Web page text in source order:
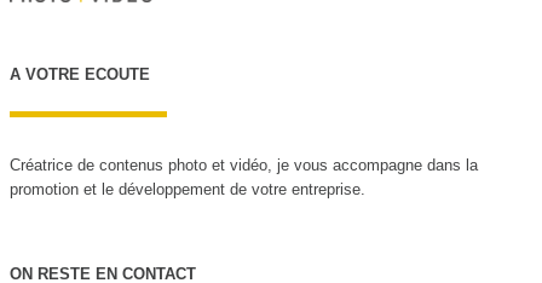
A VOTRE ECOUTE
Créatrice de contenus photo et vidéo, je vous accompagne dans la
promotion et le développement de votre entreprise.
ON RESTE EN CONTACT